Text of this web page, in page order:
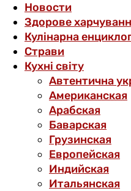
Новости
Здорове
Кулінарна
Страви
Кухні світу
Автентична
Американская
Арабская
Баварская
Грузинская
Европейская
Индийская
Итальянская